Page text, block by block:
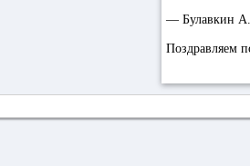
— Булавкин
Поздравляем